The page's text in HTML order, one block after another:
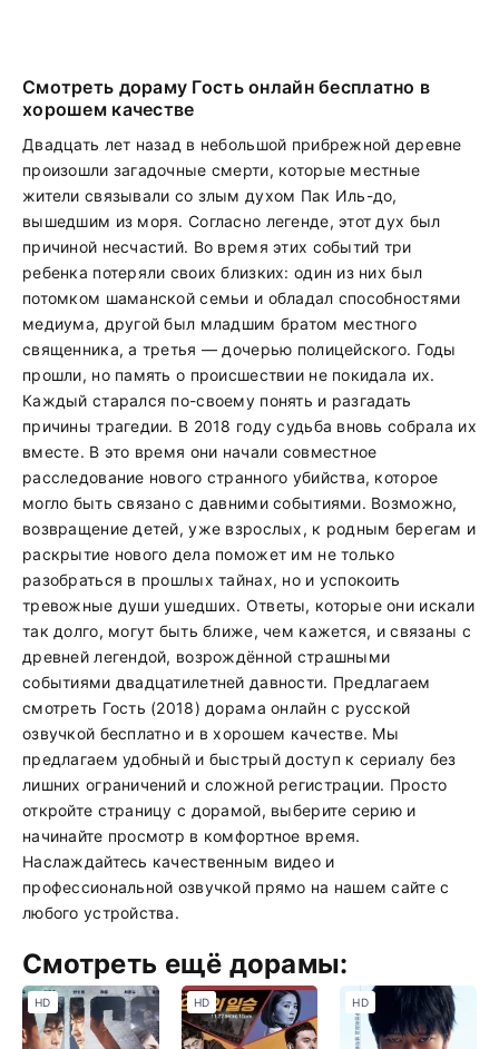
Смотреть дораму Гость онлайн бесплатно в
хорошем качестве
Двадцать лет назад в небольшой прибрежной деревне
произошли загадочные смерти, которые местные
жители связывали со злым духом Пак Иль-до,
вышедшим из моря. Согласно легенде, этот дух был
причиной несчастий. Во время этих событий три
ребенка потеряли своих близких: один из них был
потомком шаманской семьи и обладал способностями
медиума, другой был младшим братом местного
священника, а третья — дочерью полицейского. Годы
прошли, но память о происшествии не покидала их.
Каждый старался по-своему понять и разгадать
причины трагедии. В 2018 году судьба вновь собрала их
вместе. В это время они начали совместное
расследование нового странного убийства, которое
могло быть связано с давними событиями. Возможно,
возвращение детей, уже взрослых, к родным берегам и
раскрытие нового дела поможет им не только
разобраться в прошлых тайнах, но и успокоить
тревожные души ушедших. Ответы, которые они искали
так долго, могут быть ближе, чем кажется, и связаны с
древней легендой, возрождённой страшными
событиями двадцатилетней давности. Предлагаем
смотреть Гость (2018) дорама онлайн с русской
озвучкой бесплатно и в хорошем качестве. Мы
предлагаем удобный и быстрый доступ к сериалу без
лишних ограничений и сложной регистрации. Просто
откройте страницу с дорамой, выберите серию и
начинайте просмотр в комфортное время.
Наслаждайтесь качественным видео и
профессиональной озвучкой прямо на нашем сайте с
любого устройства.
Смотреть ещё дорамы:
HD HD HD